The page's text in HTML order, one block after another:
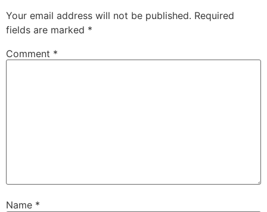
Your email address will not be published. Required
fields are marked *
Comment *
Name *